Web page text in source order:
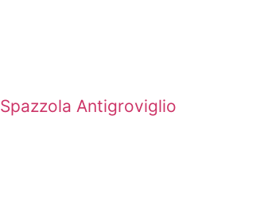
Spazzola Antigroviglio